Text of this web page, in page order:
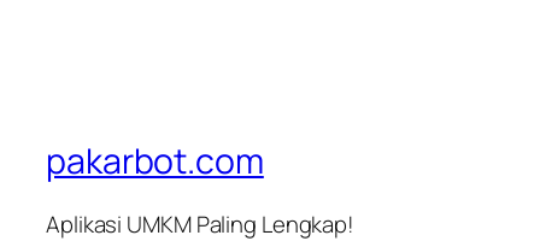
pakarbot.com
Aplikasi UMKM Paling Lengkap!